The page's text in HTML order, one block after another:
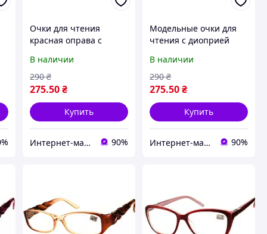
Очки для чтения
красная оправа с
В наличии
275.50 ₴
290 ₴
Купить
Интернет-магазин Счастливый Клуб 90%
Модельные очки для
чтения с диоприей
В наличии
275.50₴
290 ₴
Купить
Интернет-магазин Счастливый Клуб 90%